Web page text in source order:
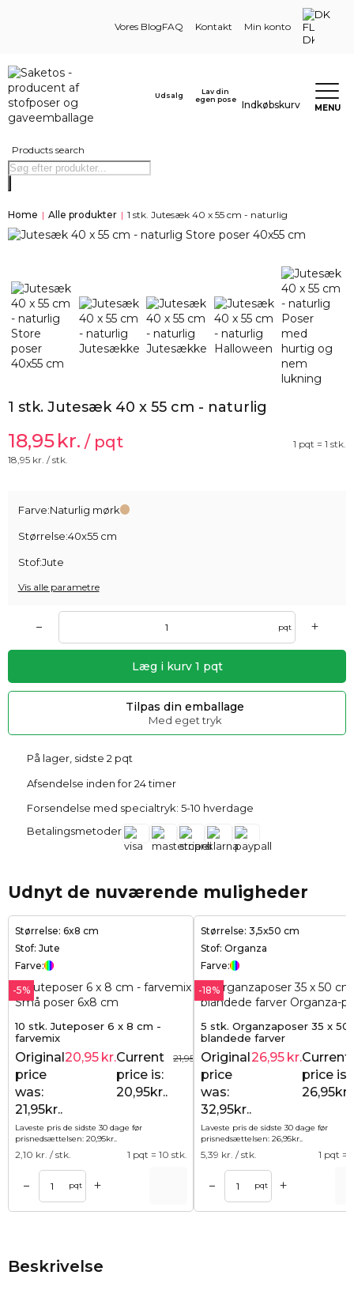
Vores BlogFAQ Kontakt Min konto
DK
Products search
Udsalg
Lav din
egen pose
Indkøbskurv MENU
Home | Alle produkter | 1 stk. Jutesæk 40 x 55 cm - naturlig
1 stk. Jutesæk 40 x 55 cm - naturlig
18,95kr. / pqt
1 pqt = 1 stk.
18,95 kr. / stk.
Farve:Naturlig mørk
Størrelse:40x55 cm
Stof:Jute
Vis alle parametre
– pqt +
Læg i kurv 1 pqt
Tilpas din emballage
Med eget tryk
På lager, sidste 2 pqt
Afsendelse inden for 24 timer
Forsendelse med specialtryk: 5-10 hverdage
Betalingsmetoder
Udnyt de nuværende muligheder
Størrelse: 6x8 cm
Stof: Jute
Farve:
-5%
10 stk. Juteposer 6 x 8 cm -
farvemix
21,95 kr.
Original
price
was:
21,95kr..
20,95 kr.Current
price is:
20,95kr..
Laveste pris de sidste 30 dage før
prisnedsættelsen: 20,95kr..
2,10 kr. / stk. 1 pqt = 10 stk.
– pqt +
Størrelse: 3,5x50 cm
Stof: Organza
Farve:
-18%
5 stk. Organzaposer 35 x 50
blandede farver
Original
price
was:
32,95kr..
26,95 kr.Current
price is:
26,95kr..
Laveste pris de sidste 30 dage før
prisnedsættelsen: 26,95kr..
5,39 kr. / stk. 1 pqt =
– pqt +
Beskrivelse